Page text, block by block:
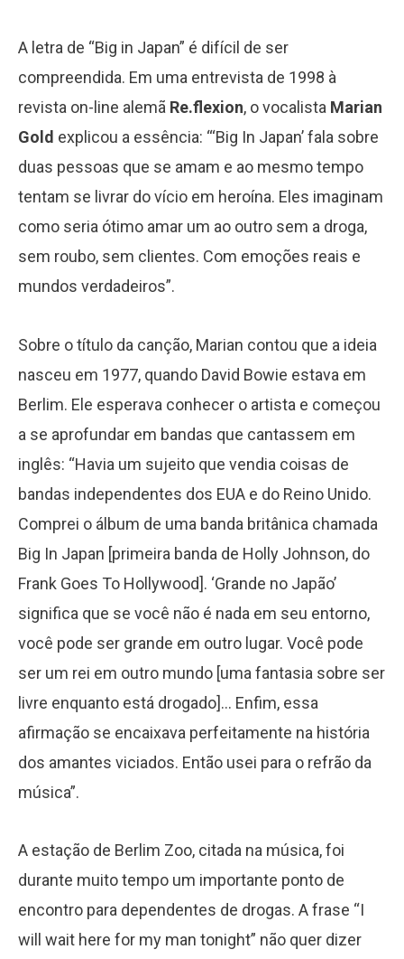
A letra de “Big in Japan” é difícil de ser
compreendida. Em uma entrevista de 1998 à
revista on-line alemã Re.flexion, o vocalista Marian
Gold explicou a essência: “‘Big In Japan’ fala sobre
duas pessoas que se amam e ao mesmo tempo
tentam se livrar do vício em heroína. Eles imaginam
como seria ótimo amar um ao outro sem a droga,
sem roubo, sem clientes. Com emoções reais e
mundos verdadeiros”.
Sobre o título da canção, Marian contou que a ideia
nasceu em 1977, quando David Bowie estava em
Berlim. Ele esperava conhecer o artista e começou
a se aprofundar em bandas que cantassem em
inglês: “Havia um sujeito que vendia coisas de
bandas independentes dos EUA e do Reino Unido.
Comprei o álbum de uma banda britânica chamada
Big In Japan [primeira banda de Holly Johnson, do
Frank Goes To Hollywood]. ‘Grande no Japão’
significa que se você não é nada em seu entorno,
você pode ser grande em outro lugar. Você pode
ser um rei em outro mundo [uma fantasia sobre ser
livre enquanto está drogado]… Enfim, essa
afirmação se encaixava perfeitamente na história
dos amantes viciados. Então usei para o refrão da
música”.
A estação de Berlim Zoo, citada na música, foi
durante muito tempo um importante ponto de
encontro para dependentes de drogas. A frase “I
will wait here for my man tonight” não quer dizer